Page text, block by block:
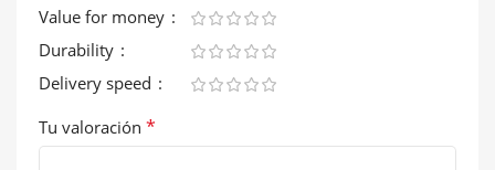
Value for money
Durability
Delivery speed
Tu valoración *